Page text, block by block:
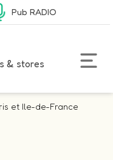
Pub RADIO
& stores
et Ile-de-France